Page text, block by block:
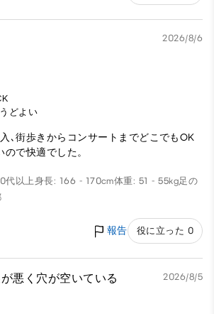
2026/8/6
どよい
､街歩きからコンサートまでどこでもOK
で快適でした。
代以上身長: 166 - 170cm体重: 51 - 55kg足の
報告 役に立った 0
悪く穴が空いている 2026/8/5